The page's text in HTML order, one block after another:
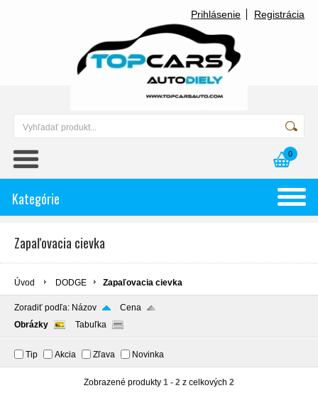
Prihlásenie Registrácia
0
Kategórie
Zapaľovacia cievka
Úvod DODGE Zapaľovacia cievka
Zoradiť podľa: Názov
Cena
Obrázky
Tabuľka
Tip Akcia Zľava Novinka
Zobrazené produkty 1 - 2 z celkových 2